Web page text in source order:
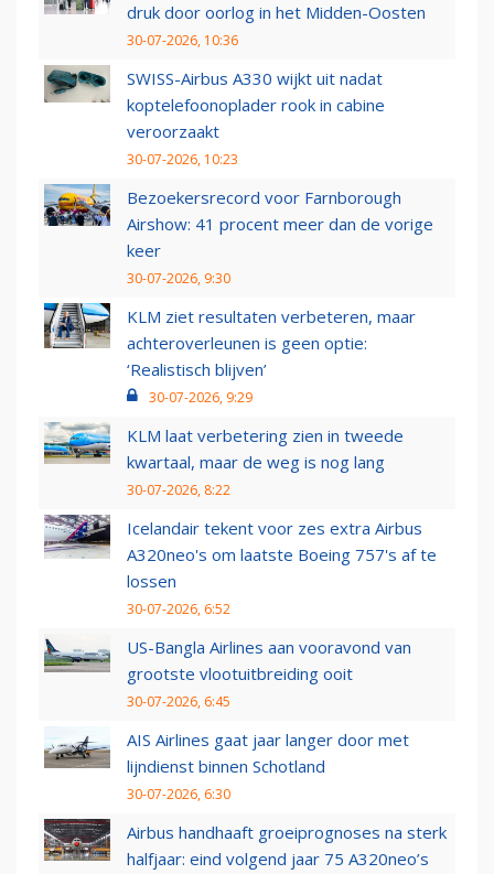
druk door oorlog in het Midden-Oosten
30-07-2026, 10:36
SWISS-Airbus A330 wijkt uit nadat
koptelefoonoplader rook in cabine
veroorzaakt
30-07-2026, 10:23
Bezoekersrecord voor Farnborough
Airshow: 41 procent meer dan de vorige
keer
30-07-2026, 9:30
KLM ziet resultaten verbeteren, maar
achteroverleunen is geen optie:
‘Realistisch blijven’
30-07-2026, 9:29
KLM laat verbetering zien in tweede
kwartaal, maar de weg is nog lang
30-07-2026, 8:22
Icelandair tekent voor zes extra Airbus
A320neo's om laatste Boeing 757's af te
lossen
30-07-2026, 6:52
US-Bangla Airlines aan vooravond van
grootste vlootuitbreiding ooit
30-07-2026, 6:45
AIS Airlines gaat jaar langer door met
lijndienst binnen Schotland
30-07-2026, 6:30
Airbus handhaaft groeiprognoses na sterk
halfjaar: eind volgend jaar 75 A320neo’s